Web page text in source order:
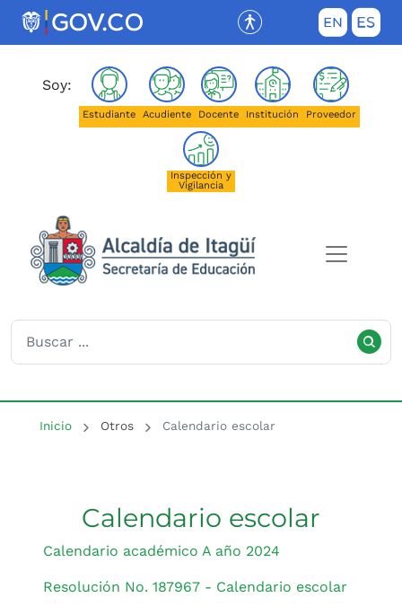
Saltar al contenido principal
(Este enlace abrirá una nueva
Soy:
Estudiante Acudiente Docente Institución Proveedor
Inspección y
Vigilancia
Inicio Otros Calendario escolar
Calendario escolar
Calendario académico A año 2024
Resolución No. 187967 - Calendario escolar